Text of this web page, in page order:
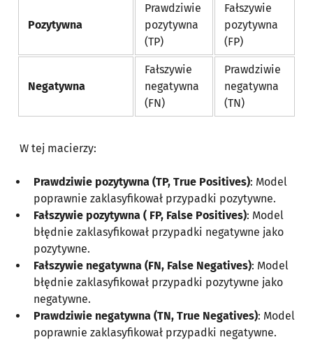
Pozytywna
Prawdziwie
pozytywna
(TP)
Fałszywie
pozytywna
(FP)
Negatywna
Fałszywie
negatywna
(FN)
Prawdziwie
negatywna
(TN)
W tej macierzy:
Prawdziwie pozytywna (TP, True Positives): Model
poprawnie zaklasyfikował przypadki pozytywne.
Fałszywie pozytywna ( FP, False Positives): Model
błędnie zaklasyfikował przypadki negatywne jako
pozytywne.
Fałszywie negatywna (FN, False Negatives): Model
błędnie zaklasyfikował przypadki pozytywne jako
negatywne.
Prawdziwie negatywna (TN, True Negatives): Model
poprawnie zaklasyfikował przypadki negatywne.